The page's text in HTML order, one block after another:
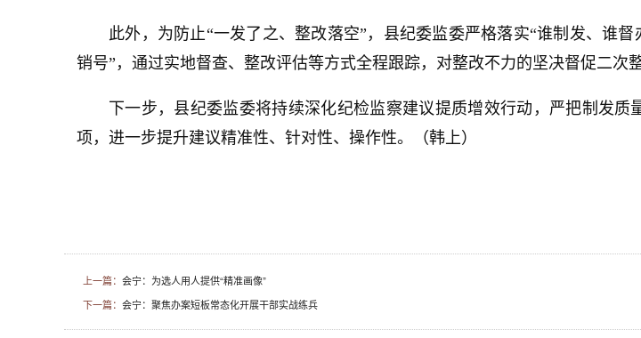
此外，为防止“一发了之、整改落空”，县纪委监委严格落实“谁制发、谁
销号”，通过实地督查、整改评估等方式全程跟踪，对整改不力的坚决督促二次
下一步，县纪委监委将持续深化纪检监察建议提质增效行动，严把制发
项，进一步提升建议精准性、针对性、操作性。（韩上）
上一篇： 会宁：为选人用人提供“精准画像”
下一篇： 会宁：聚焦办案短板常态化开展干部实战练兵